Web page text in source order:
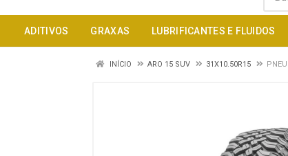
ADITIVOS GRAXAS LUBRIFICANTES E FLUIDOS
INÍCIO ARO 15 SUV 31X10.50R15